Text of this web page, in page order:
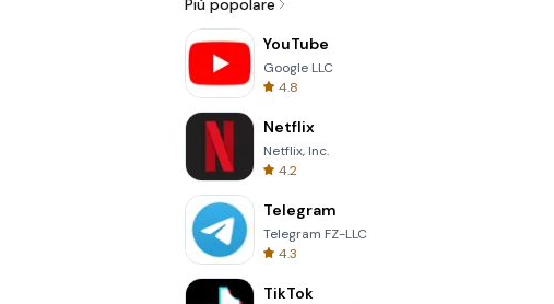
Più popolare
YouTube
Google LLC
4.8
Netflix
Netflix, Inc.
4.2
Telegram
Telegram FZ-LLC
4.3
TikTok